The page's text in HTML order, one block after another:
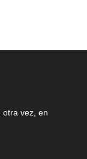
otra vez, en